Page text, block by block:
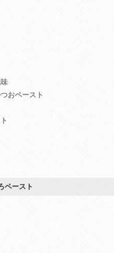
おペースト
ペースト